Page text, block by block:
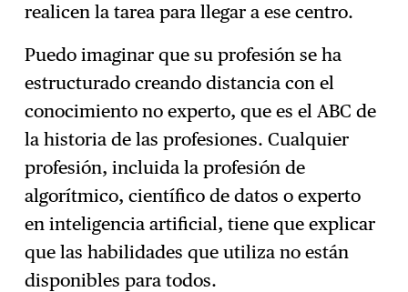
realicen la tarea para llegar a ese centro.
Puedo imaginar que su profesión se ha
estructurado creando distancia con el
conocimiento no experto, que es el ABC de
la historia de las profesiones. Cualquier
profesión, incluida la profesión de
algorítmico, científico de datos o experto
en inteligencia artificial, tiene que explicar
que las habilidades que utiliza no están
disponibles para todos.